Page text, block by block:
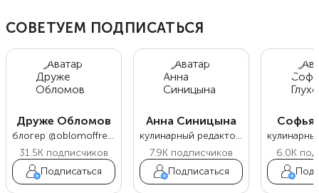
СОВЕТУЕМ ПОДПИСАТЬСЯ
Друже Обломов
блогер @oblomoffrecipe
31.5K подписчиков
Подписаться
Анна Синицына
кулинарный редактор Food.ru
7.9K подписчиков
Подписаться
Софья
6.0K